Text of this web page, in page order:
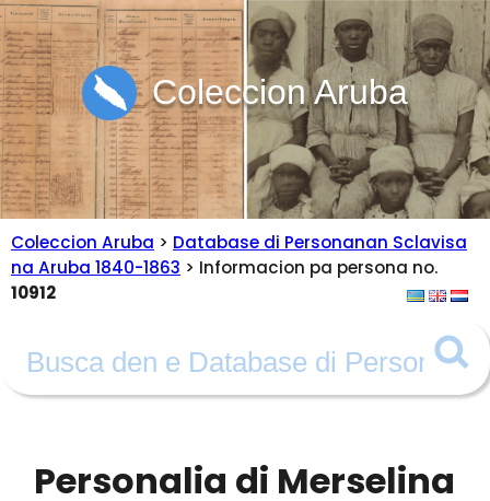
Coleccion Aruba
Coleccion Aruba > Database di Personanan Sclavisa
na Aruba 1840-1863 > Informacion pa persona no.
10912
Personalia di Merselina